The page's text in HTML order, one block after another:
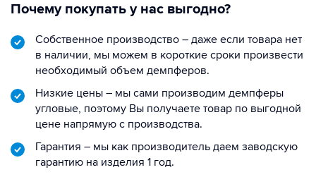
Почему покупать у нас выгодно?
Собственное производство – даже если товара нет
в наличии, мы можем в короткие сроки произвести
необходимый объем демпферов.
Низкие цены – мы сами производим демпферы
угловые, поэтому Вы получаете товар по выгодной
цене напрямую с производства.
Гарантия – мы как производитель даем заводскую
гарантию на изделия 1 год.